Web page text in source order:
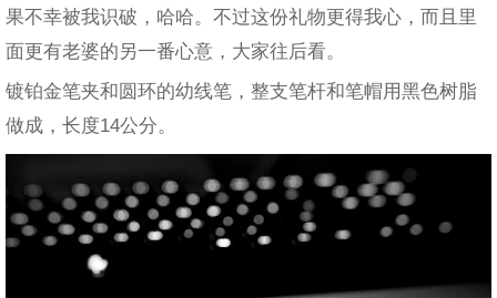
果不幸被我识破，哈哈。不过这份礼物更得我心，而且里
面更有老婆的另一番心意，大家往后看。
镀铂金笔夹和圆环的幼线笔，整支笔杆和笔帽用黑色树脂
做成，长度14公分。